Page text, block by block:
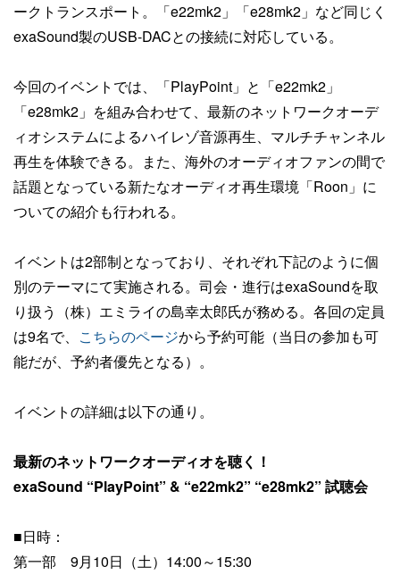
ークトランスポート。「e22mk2」「e28mk2」など同じく
exaSound製のUSB-DACとの接続に対応している。
今回のイベントでは、「PlayPoint」と「e22mk2」
「e28mk2」を組み合わせて、最新のネットワークオーデ
ィオシステムによるハイレゾ音源再生、マルチチャンネル
再生を体験できる。また、海外のオーディオファンの間で
話題となっている新たなオーディオ再生環境「Roon」に
ついての紹介も行われる。
イベントは2部制となっており、それぞれ下記のように個
別のテーマにて実施される。司会・進行はexaSoundを取
り扱う（株）エミライの島幸太郎氏が務める。各回の定員
は9名で、 こちらのページから予約可能（当日の参加も可
能だが、予約者優先となる）。
イベントの詳細は以下の通り。
最新のネットワークオーディオを聴く！
exaSound “PlayPoint” & “e22mk2” “e28mk2” 試聴会
■日時：
第一部 9月10日（土）14:00～15:30